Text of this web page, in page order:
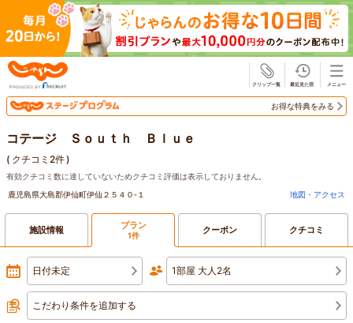
お得な特典をみる
コテージ Ｓｏｕｔｈ Ｂｌｕｅ
( クチコミ2件)
有効クチコミ数に達していないためクチコミ評価は表示しておりません。
鹿児島県大島郡伊仙町伊仙２５４０‐１
地図・アクセス
施設情報 プラン
1件 クーポン クチコミ
日付未定 1部屋 大人2名
こだわり条件を追加する